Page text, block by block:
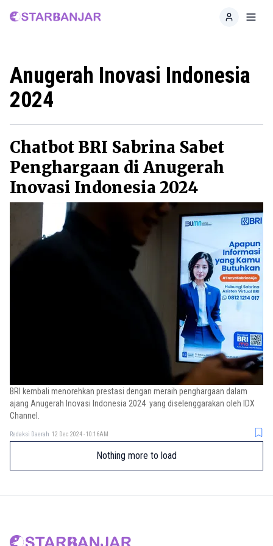
Home
Anugerah Inovasi Indonesia
2024
Chatbot BRI Sabrina Sabet
Penghargaan di Anugerah
Inovasi Indonesia 2024
BRI kembali menorehkan prestasi dengan meraih penghargaan dalam
ajang Anugerah Inovasi Indonesia 2024 yang diselenggarakan oleh IDX
Channel.
Redaksi Daerah 12 Dec 2024 - 10:16AM
Nothing more to load